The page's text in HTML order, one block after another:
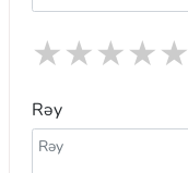
★
★
★
★
★
Rəy